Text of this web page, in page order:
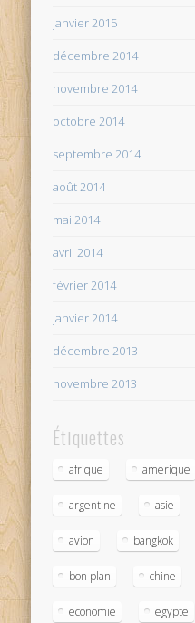
janvier 2015
décembre 2014
novembre 2014
octobre 2014
septembre 2014
août 2014
mai 2014
avril 2014
février 2014
janvier 2014
décembre 2013
novembre 2013
Étiquettes
afrique amerique
argentine asie
avion bangkok
bon plan chine
economie egypte